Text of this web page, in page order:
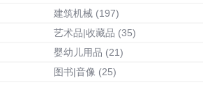
建筑机械 (197)
艺术品|收藏品 (35)
婴幼儿用品 (21)
图书|音像 (25)